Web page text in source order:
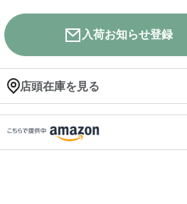
入荷お知らせ登録
店頭在庫を見る